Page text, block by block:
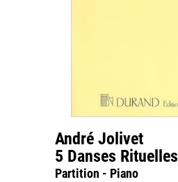
André Jolivet
5 Danses Rituelles
Partition - Piano